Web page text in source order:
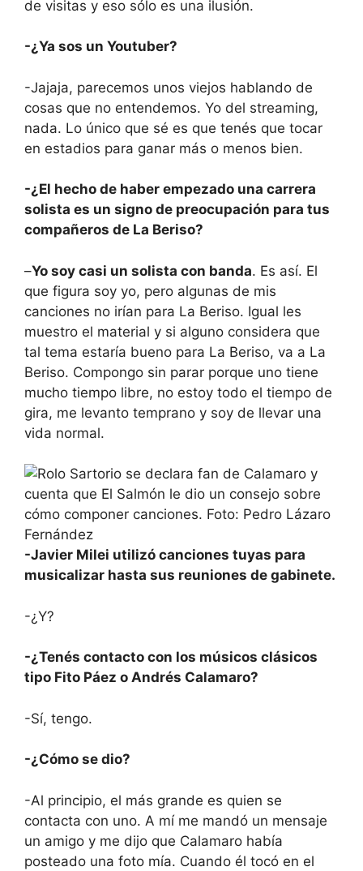
de visitas y eso sólo es una ilusión.
-¿Ya sos un Youtuber?
-Jajaja, parecemos unos viejos hablando de
cosas que no entendemos. Yo del streaming,
nada. Lo único que sé es que tenés que tocar
en estadios para ganar más o menos bien.
-¿El hecho de haber empezado una carrera
solista es un signo de preocupación para tus
compañeros de La Beriso?
–Yo soy casi un solista con banda. Es así. El
que figura soy yo, pero algunas de mis
canciones no irían para La Beriso. Igual les
muestro el material y si alguno considera que
tal tema estaría bueno para La Beriso, va a La
Beriso. Compongo sin parar porque uno tiene
mucho tiempo libre, no estoy todo el tiempo de
gira, me levanto temprano y soy de llevar una
vida normal.
-Javier Milei utilizó canciones tuyas para
musicalizar hasta sus reuniones de gabinete.
-¿Y?
-¿Tenés contacto con los músicos clásicos
tipo Fito Páez o Andrés Calamaro?
-Sí, tengo.
-¿Cómo se dio?
-Al principio, el más grande es quien se
contacta con uno. A mí me mandó un mensaje
un amigo y me dijo que Calamaro había
posteado una foto mía. Cuando él tocó en el